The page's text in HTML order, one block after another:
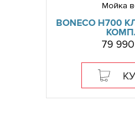
Мойка
BONECO H700
79